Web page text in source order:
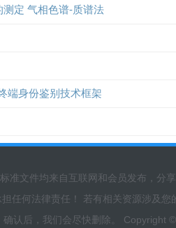
定 气相色谱-质谱法
端身份鉴别技术框架
准文件均来自互联网和会员发布，分
担任何法律责任！ 若有相关资源涉及您
确认后，我们会尽快删除。 Copyright